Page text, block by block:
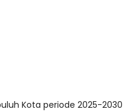
Kota periode 2025-2030